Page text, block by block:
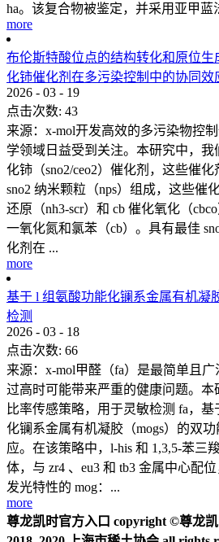
ha。该复合物被鉴定，并采用亚甲蓝
more
布伦斯特酸位点的结构转化和原位生
化铈催化剂在多污染控制中的协同效
2026 - 03 - 19
点击次数: 43
来源：x-mol开发高效的多污染物控
学领域日益受到关注。本研究中，我
化铈（sno2/ceo2）催化剂，这些催化
sno2 纳米颗粒（nps）组成，这些催
还原（nh3-scr）和 cb 催化氧化（
一氧化氮和氯苯（cb）。具有最佳
化剂在 ...
more
基于 l 组氨酸功能化镧系金属有机凝
检测
2026 - 03 - 18
点击次数: 66
来源：x-mol甲醛（fa）是最简单且
过高时可能带来严重的健康问题。
比率传感策略，用于灵敏检测 fa，
化镧系金属有机凝胶（mogs）的双
应。在该策略中，l-his 和 1,3,5-苯三
体，与 zr4 、eu3 和 tb3 金属中心配
发光特性的 mog：...
more
尊龙凯时官方入口 copyright ©尊龙